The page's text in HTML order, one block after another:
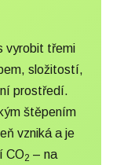
vyrobit třemi
složitostí,
prostředí.
štěpením
vzniká a je
CO2 – na